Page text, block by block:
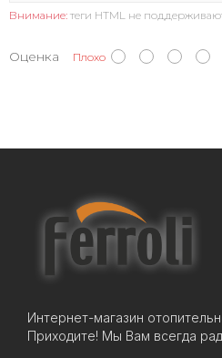
Внимание: теги HTML не
Оценка Плохо
Интернет-магазин
Приходите! Мы Вам всегда